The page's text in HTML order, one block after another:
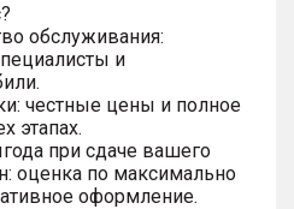
обслуживания:
и
честные цены и полное
этапах.
при сдаче вашего
оценка по максимально
оформление.